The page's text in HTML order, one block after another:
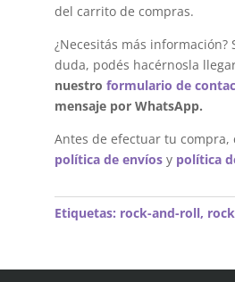
del carrito de compras.
¿Necesitás más información?
duda, podés hacérnosla
nuestro formulario de
mensaje por WhatsApp.
Antes de efectuar tu compra,
política de envíosy política
Etiquetas: rock-and-roll,